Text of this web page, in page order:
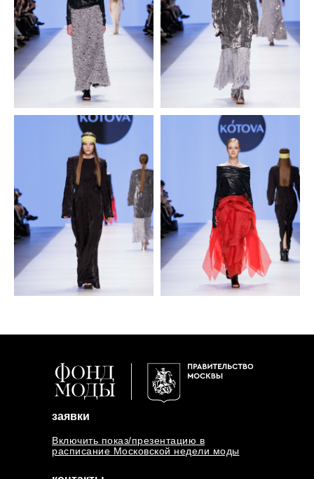
заявки
Включить показ/презентацию в
расписание Московской недели моды